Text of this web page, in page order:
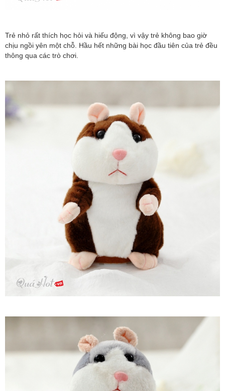
Trẻ nhỏ rất thích học hỏi và hiếu động, vì vậy trẻ không bao giờ
chịu ngồi yên một chỗ. Hầu hết những bài học đầu tiên của trẻ đều
thông qua các trò chơi.